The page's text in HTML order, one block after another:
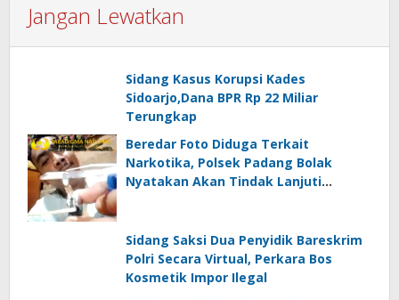
Jangan Lewatkan
Sidang Kasus Korupsi Kades
Sidoarjo,Dana BPR Rp 22 Miliar
Terungkap
Beredar Foto Diduga Terkait
Narkotika, Polsek Padang Bolak
Nyatakan Akan Tindak Lanjuti
Sidang Saksi Dua Penyidik Bareskrim
Polri Secara Virtual, Perkara Bos
Kosmetik Impor Ilegal